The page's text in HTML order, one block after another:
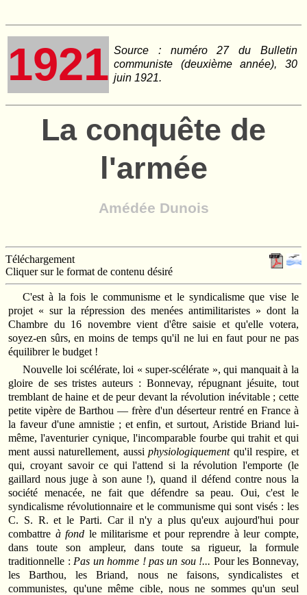
1921 Source : numéro 27 du Bulletin
communiste (deuxième année), 30
juin 1921.
La conquête de
l'armée
Amédée Dunois
Téléchargement
Cliquer sur le format de contenu désiré
C'est à la fois le communisme et le syndicalisme que vise le
projet « sur la répression des menées antimilitaristes » dont la
Chambre du 16 novembre vient d'être saisie et qu'elle votera,
soyez-en sûrs, en moins de temps qu'il ne lui en faut pour ne pas
équilibrer le budget !
Nouvelle loi scélérate, loi « super-scélérate », qui manquait à la
gloire de ses tristes auteurs : Bonnevay, répugnant jésuite, tout
tremblant de haine et de peur devant la révolution inévitable ; cette
petite vipère de Barthou — frère d'un déserteur rentré en France à
la faveur d'une amnistie ; et enfin, et surtout, Aristide Briand lui-
même, l'aventurier cynique, l'incomparable fourbe qui trahit et qui
ment aussi naturellement, aussiphysiologiquementqu'il respire, et
qui, croyant savoir ce qui l'attend si la révolution l'emporte (le
gaillard nous juge à son aune !), quand il défend contre nous la
société menacée, ne fait que défendre sa peau. Oui, c'est le
syndicalisme révolutionnaire et le communisme qui sont visés : les
C. S. R. et le Parti. Car il n'y a plus qu'eux aujourd'hui pour
combattre à fond le militarisme et pour reprendre à leur compte,
dans toute son ampleur, dans toute sa rigueur, la formule
traditionnelle : Pas un homme ! pas un sou !... Pour les Bonnevay,
les Barthou, les Briand, nous ne faisons, syndicalistes et
communistes, qu'une même cible, nous ne sommes qu'un seul